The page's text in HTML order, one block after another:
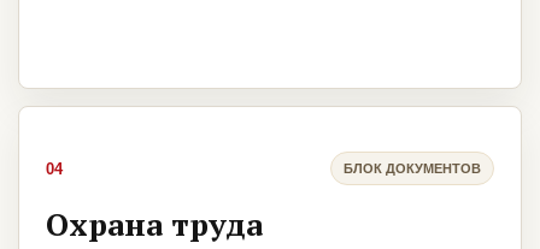
04 БЛОК ДОКУМЕНТОВ
Охрана труда